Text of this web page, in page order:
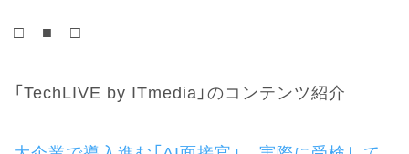
□ ■ □
「TechLIVE by ITmedia」のコンテンツ紹介